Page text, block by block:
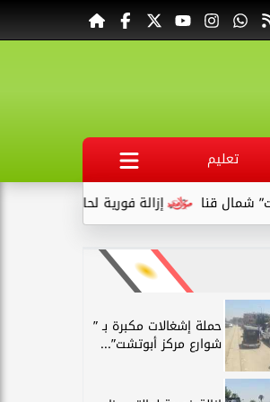
تعليم
فورية لحالتى بناء مخالف بقرية السلامية
حملة إشغالات مكبرة بـ ”
شوارع مركز أبوتشت”...